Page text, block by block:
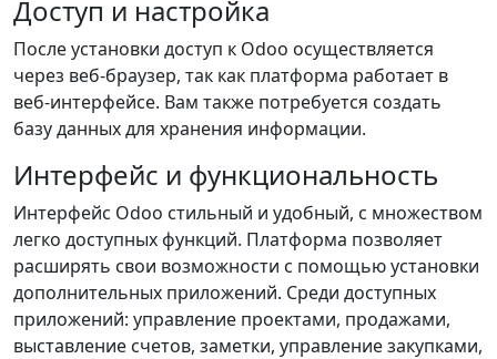
Доступ и настройка
После установки доступ к Odoo осуществляется
через веб-браузер, так как платформа работает в
веб-интерфейсе. Вам также потребуется создать
базу данных для хранения информации.
Интерфейс и функциональность
Интерфейс Odoo стильный и удобный, с множеством
легко доступных функций. Платформа позволяет
расширять свои возможности с помощью установки
дополнительных приложений. Среди доступных
приложений: управление проектами, продажами,
выставление счетов, заметки, управление закупками,